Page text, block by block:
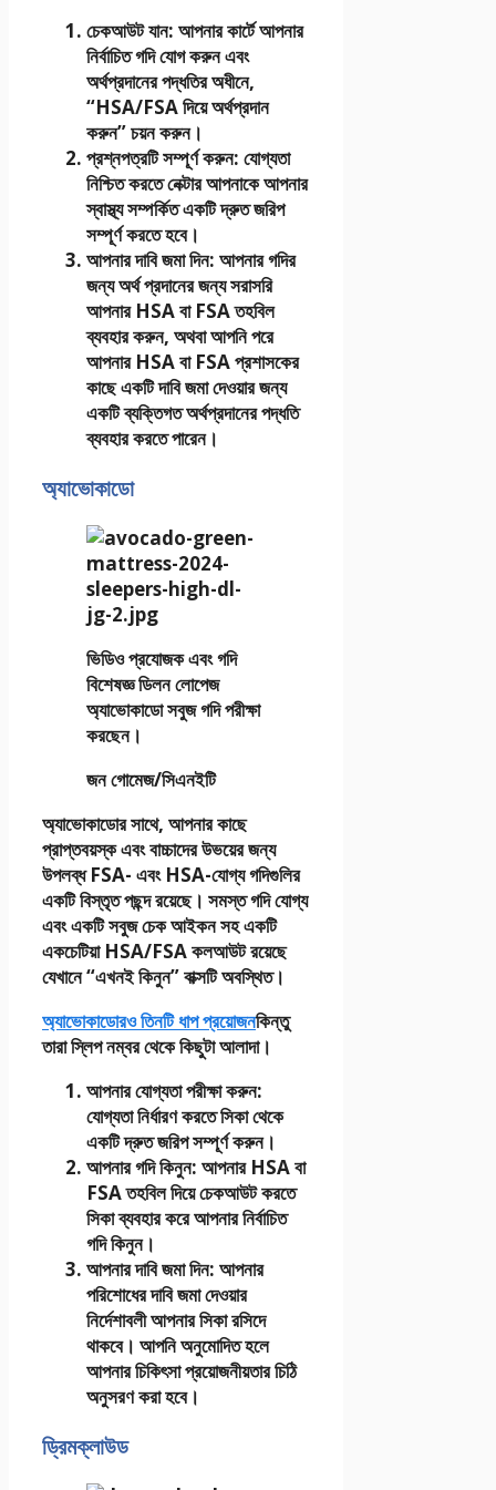
চেকআউট যান: আপনার কার্টে আপনার
নির্বাচিত গদি যোগ করুন এবং
অর্থপ্রদানের পদ্ধতির অধীনে,
“HSA/FSA দিয়ে অর্থপ্রদান
করুন” চয়ন করুন।
প্রশ্নপত্রটি সম্পূর্ণ করুন: যোগ্যতা
নিশ্চিত করতে নেক্টার আপনাকে আপনার
স্বাস্থ্য সম্পর্কিত একটি দ্রুত জরিপ
সম্পূর্ণ করতে হবে।
আপনার দাবি জমা দিন: আপনার গদির
জন্য অর্থ প্রদানের জন্য সরাসরি
আপনার HSA বা FSA তহবিল
ব্যবহার করুন, অথবা আপনি পরে
আপনার HSA বা FSA প্রশাসকের
কাছে একটি দাবি জমা দেওয়ার জন্য
একটি ব্যক্তিগত অর্থপ্রদানের পদ্ধতি
ব্যবহার করতে পারেন।
অ্যাভোকাডো
ভিডিও প্রযোজক এবং গদি
বিশেষজ্ঞ ডিলন লোপেজ
অ্যাভোকাডো সবুজ গদি পরীক্ষা
করছেন।
জন গোমেজ/সিএনইটি
অ্যাভোকাডোর সাথে, আপনার কাছে
প্রাপ্তবয়স্ক এবং বাচ্চাদের উভয়ের জন্য
উপলব্ধ FSA- এবং HSA-যোগ্য গদিগুলির
একটি বিস্তৃত পছন্দ রয়েছে। সমস্ত গদি যোগ্য
এবং একটি সবুজ চেক আইকন সহ একটি
একচেটিয়া HSA/FSA কলআউট রয়েছে
যেখানে “এখনই কিনুন” বাক্সটি অবস্থিত।
অ্যাভোকাডোরও তিনটি ধাপ প্রয়োজনকিন্তু
তারা স্লিপ নম্বর থেকে কিছুটা আলাদা।
আপনার যোগ্যতা পরীক্ষা করুন:
যোগ্যতা নির্ধারণ করতে সিকা থেকে
একটি দ্রুত জরিপ সম্পূর্ণ করুন।
আপনার গদি কিনুন: আপনার HSA বা
FSA তহবিল দিয়ে চেকআউট করতে
সিকা ব্যবহার করে আপনার নির্বাচিত
গদি কিনুন।
আপনার দাবি জমা দিন: আপনার
পরিশোধের দাবি জমা দেওয়ার
নির্দেশাবলী আপনার সিকা রসিদে
থাকবে। আপনি অনুমোদিত হলে
আপনার চিকিৎসা প্রয়োজনীয়তার চিঠি
অনুসরণ করা হবে।
ড্রিমক্লাউড